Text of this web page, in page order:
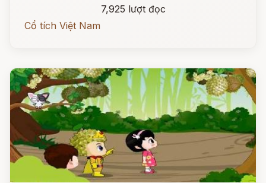
7,925 lượt đọc
Cổ tích Việt Nam